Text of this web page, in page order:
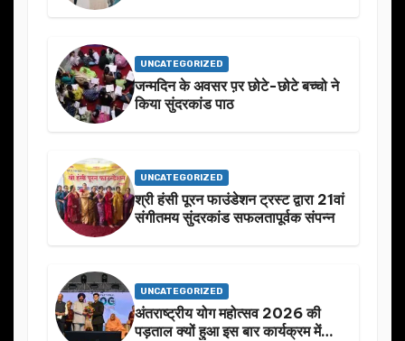
UNCATEGORIZED
जन्मदिन के अवसर प़र छोटे-छोटे बच्चो ने
किया सुंदरकांड पाठ
UNCATEGORIZED
श्री हंसी पूरन फाउंडेशन ट्रस्ट द्वारा 21वां
संगीतमय सुंदरकांड सफलतापूर्वक संपन्न
UNCATEGORIZED
अंतराष्ट्रीय योग महोत्सव 2026 की
पड़ताल क्यों हुआ इस बार कार्यक्रम में